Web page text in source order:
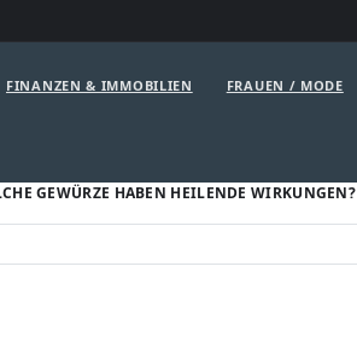
FINANZEN & IMMOBILIEN FRAUEN / MODE
GEWÜRZE HABEN HEILENDE WIRKUNGEN?